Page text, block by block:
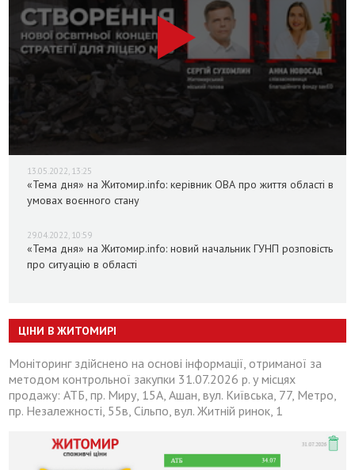
13.05.2022, 13:25
«Тема дня» на Житомир.info: керівник ОВА про життя області в
умовах воєнного стану
29.04.2022, 10:59
«Тема дня» на Житомир.info: новий начальник ГУНП розповість
про ситуацію в області
ЦІНИ В ЖИТОМИРІ
Моніторинг здійснено на основі інформації, отриманої за
методом контрольної закупки 31.07.2026 р. у місцях
продажу: АТБ, пр. Миру, 15А, Ашан, вул. Київська, 77, Метро,
пр. Незалежності, 55в, Сільпо, вул. Житній ринок, 1